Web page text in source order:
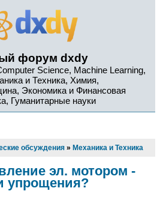
форум dxdy
Science, Machine Learning,
и Техника, Химия,
Экономика и Финансовая
Гуманитарные науки
обсуждения » Механика и Техника
эл. мотором -
упрощения?